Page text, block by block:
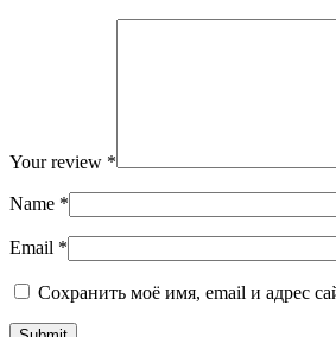
Your review *
Name *
Email *
Сохранить моё имя, email и адрес